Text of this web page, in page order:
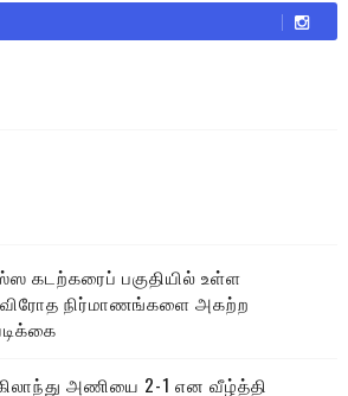
கடற்கரைப் பகுதியில் உள்ள
நிர்மாணங்களை அகற்ற
அணியை 2-1 என வீழ்த்தி